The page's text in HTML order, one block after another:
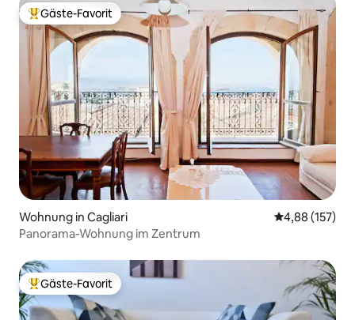
Beliebter Gäste-Favorit.
Gäste-Favorit
Wohnung in Cagliari
4,88 (157)
Panorama-Wohnung im Zentrum
Beliebter Gäste-Favorit.
Gäste-Favorit